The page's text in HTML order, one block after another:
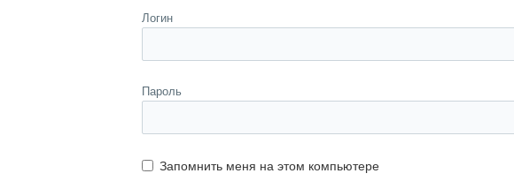
Логин
Пароль
Запомнить меня на этом компьютере